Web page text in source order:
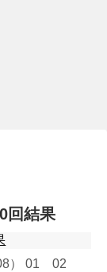
回結果
） 01 02